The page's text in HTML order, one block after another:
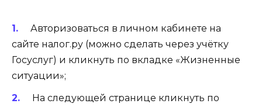
Авторизоваться в личном кабинете на
сайте налог.ру (можно сделать через учётку
Госуслуг) и кликнуть по вкладке «Жизненные
ситуации»;
На следующей странице кликнуть по